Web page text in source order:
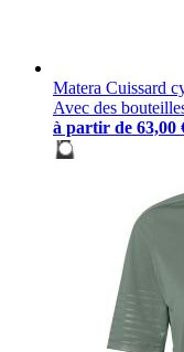
Matera Cuissard
Avec des
à partir de 63,00